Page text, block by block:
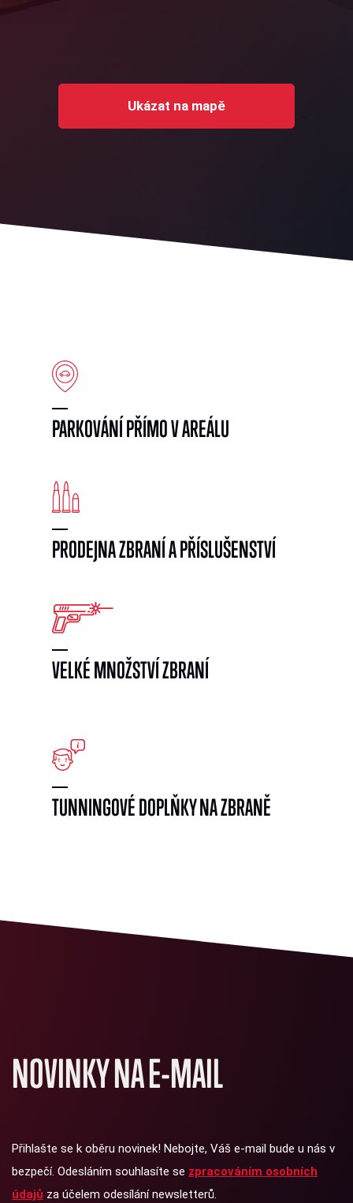
Ukázat na mapě
PARKOVÁNÍ PŘÍMO V AREÁLU
PRODEJNA ZBRANÍ A PŘÍSLUŠENSTVÍ
VELKÉ MNOŽSTVÍ ZBRANÍ
TUNNINGOVÉ DOPLŇKY NA ZBRANĚ
NOVINKY NA E-MAIL
Přihlašte se k oběru novinek! Nebojte, Váš e-mail bude u nás v
bezpečí. Odesláním souhlasíte se zpracováním osobních
údajů za účelem odesílání newsletterů.